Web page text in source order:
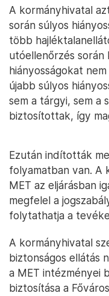
A kormányhivatal
során súlyos
több
utóellenőrzés
hiányosságokat
újabb súlyos
sem a tárgyi, sem a
biztosítottak, így
Ezután indították
folyamatban van. A
MET az eljárásban
megfelel a
folytathatja a
A kormányhivatal
biztonságos ellátás
a MET intézményei
biztosítása a